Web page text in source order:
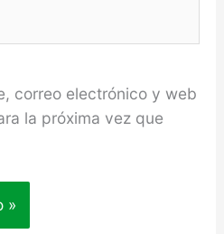
correo electrónico y web
la próxima vez que